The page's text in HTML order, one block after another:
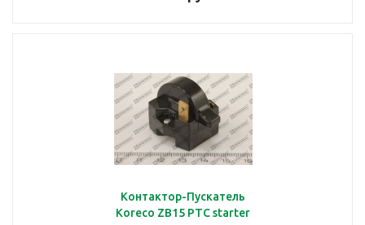
Контактор-Пускатель
Koreco ZB15 PTC starter